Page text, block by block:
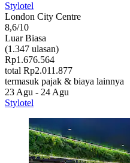
Stylotel
London City Centre
8,6/10
Luar Biasa
(1.347 ulasan)
Rp1.676.564
total Rp2.011.877
termasuk pajak & biaya lainnya
23 Agu - 24 Agu
Stylotel